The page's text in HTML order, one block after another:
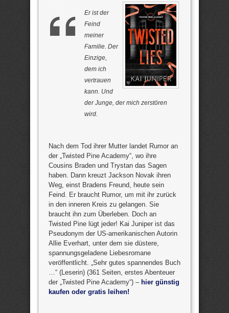
Er ist der
Feind
meiner
Familie. Der
Einzige,
dem ich
vertrauen
kann. Und
der Junge, der mich zerstören
wird.
Nach dem Tod ihrer Mutter landet Rumor an
der „Twisted Pine Academy“, wo ihre
Cousins Braden und Trystan das Sagen
haben. Dann kreuzt Jackson Novak ihren
Weg, einst Bradens Freund, heute sein
Feind. Er braucht Rumor, um mit ihr zurück
in den inneren Kreis zu gelangen. Sie
braucht ihn zum Überleben. Doch an
Twisted Pine lügt jeder! Kai Juniper ist das
Pseudonym der US-amerikanischen Autorin
Allie Everhart, unter dem sie düstere,
spannungsgeladene Liebesromane
veröffentlicht. „Sehr gutes spannendes Buch
…“ (Leserin) (361 Seiten, erstes Abenteuer
der „Twisted Pine Academy“) – hier günstig
kaufen oder gratis leihen!